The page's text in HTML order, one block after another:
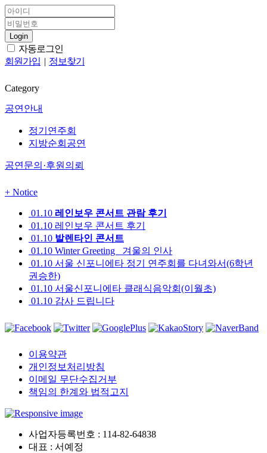
Login
자동로그인
회원가입 | 정보찾기
Category
공연안내
정기연주회
지방순회공연
공연문의·후원의뢰
+ Notice
01.10 레인보우 콘서트 관람 후기
01.10 레인보우 콘서트 후기
01.10 발렌타인 콘서트
01.10 Winter Greeting _겨울의 인사
01.10 서울 신포니에타 정기 연주회를 다녀와서(6학년
권승한)
01.10 서울신포니에타 클래식음악회(이월초)
01.10 감사 드립니다
이용약관
개인정보처리방침
이메일 무단수집거부
책임의 한계와 법적고지
사업자등록번호 : 114-82-64838
대표 : 서예정